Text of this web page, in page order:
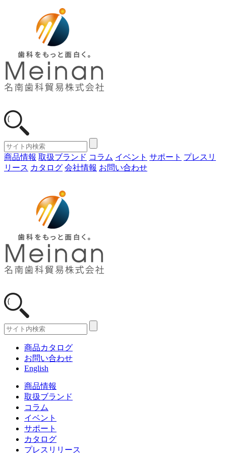
商品情報 取扱ブランド コラム イベント サポート プレスリ
リース カタログ 会社情報 お問い合わせ
商品カタログ
お問い合わせ
English
商品情報
取扱ブランド
コラム
イベント
サポート
カタログ
プレスリリース